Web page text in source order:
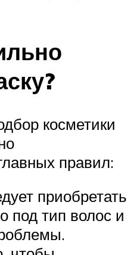
косметики
правил:
приобретать
под тип волос и